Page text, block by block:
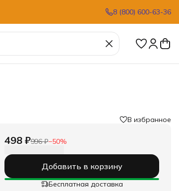
8 (800) 600-63-36
В избранное
498 ₽996 ₽−50%
Добавить в корзину
Бесплатная доставка